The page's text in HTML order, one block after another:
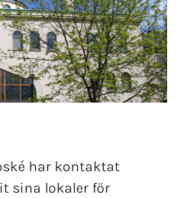
har kontaktat
sina lokaler för